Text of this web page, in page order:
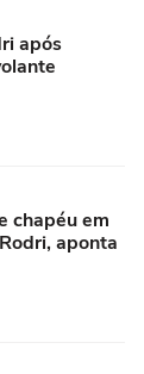
após
chapéu em
aponta